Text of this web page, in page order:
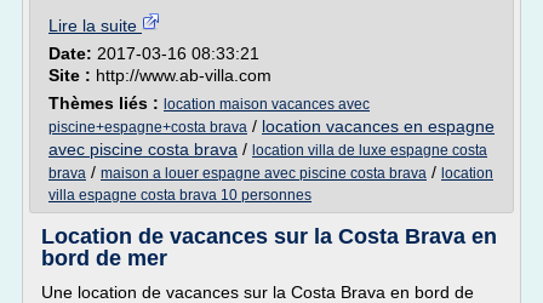
Lire la suite
Date: 2017-03-16 08:33:21
Site : http://www.ab-villa.com
Thèmes liés : location maison vacances avec
piscine+espagne+costa brava / location vacances en espagne
avec piscine costa brava / location villa de luxe espagne costa
brava / maison a louer espagne avec piscine costa brava / location
villa espagne costa brava 10 personnes
Location de vacances sur la Costa Brava en
bord de mer
Une location de vacances sur la Costa Brava en bord de